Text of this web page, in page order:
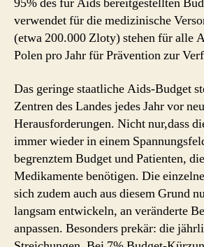
verwendet für die medizinische
(etwa 200.000 Zloty) stehen für alle
Polen pro Jahr für Prävention zur
Das geringe staatliche Aids-Budget
Zentren des Landes jedes Jahr vor
Herausforderungen. Nicht nur,dass
immer wieder in einem
begrenztem Budget und Patienten,
Medikamente benötigen. Die
sich zudem auch aus diesem Grund
langsam entwickeln, an veränderte
anpassen. Besonders prekär: die